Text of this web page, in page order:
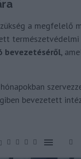
a megfelelő
természetvédelmi
bevezetéséről,
bevezetett